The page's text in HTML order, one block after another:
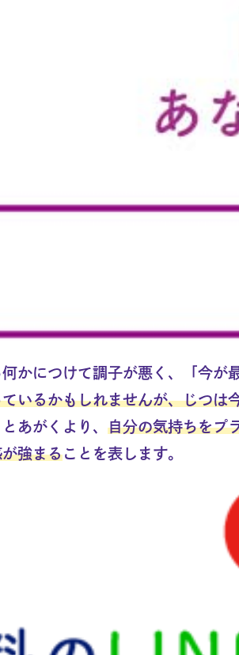
かにつけて調子が悪く、「今が
いるかもしれませんが、じつは
あがくより、 自分の気持ちをプ
強まることを表します。